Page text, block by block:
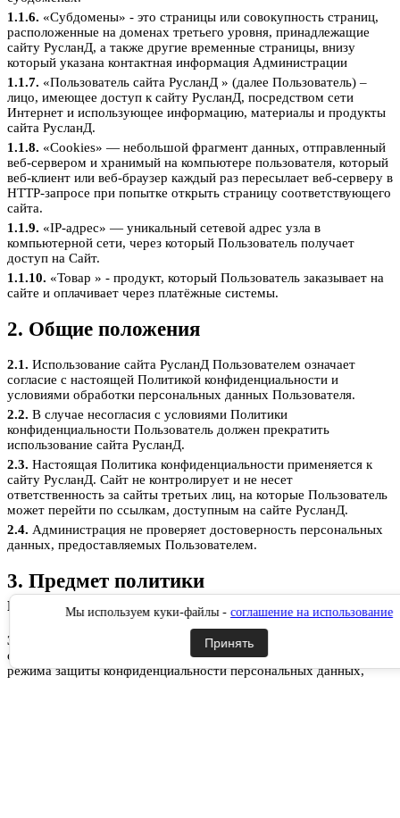
1.1.6. «Субдомены» - это страницы или совокупность страниц,
расположенные на доменах третьего уровня, принадлежащие
сайту РусланД, а также другие временные страницы, внизу
который указана контактная информация Администрации
1.1.7. «Пользователь сайта РусланД » (далее Пользователь) –
лицо, имеющее доступ к сайту РусланД, посредством сети
Интернет и использующее информацию, материалы и продукты
сайта РусланД.
1.1.8. «Cookies» — небольшой фрагмент данных, отправленный
веб-сервером и хранимый на компьютере пользователя, который
веб-клиент или веб-браузер каждый раз пересылает веб-серверу в
HTTP-запросе при попытке открыть страницу соответствующего
сайта.
1.1.9. «IP-адрес» — уникальный сетевой адрес узла в
компьютерной сети, через который Пользователь получает
доступ на Сайт.
1.1.10. «Товар » - продукт, который Пользователь заказывает на
сайте и оплачивает через платёжные системы.
2. Общие положения
2.1. Использование сайта РусланД Пользователем означает
согласие с настоящей Политикой конфиденциальности и
условиями обработки персональных данных Пользователя.
2.2. В случае несогласия с условиями Политики
конфиденциальности Пользователь должен прекратить
использование сайта РусланД.
2.3. Настоящая Политика конфиденциальности применяется к
сайту РусланД. Сайт не контролирует и не несет
ответственность за сайты третьих лиц, на которые Пользователь
может перейти по ссылкам, доступным на сайте РусланД.
2.4. Администрация не проверяет достоверность персональных
данных, предоставляемых Пользователем.
3. Предмет политики
конфиденциальности
3.1.
Настоящая Политика конфиденциальности устанавливает
обязательства Администрации по неразглашению и обеспечению
режима защиты конфиденциальности персональных данных,
Мы используем куки-файлы - соглашение на использование
Принять